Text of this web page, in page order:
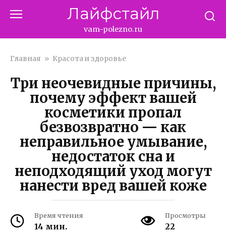
Лайфстайл
vam-polezno.ru
Главная » Красота и здоровье
Три неочевидные причины,
почему эффект вашей
косметики пропал
безвозвратно — как
неправильное умывание,
недостаток сна и
неподходящий уход могут
нанести вред вашей коже
Время чтения
14 мин.
Просмотры
22